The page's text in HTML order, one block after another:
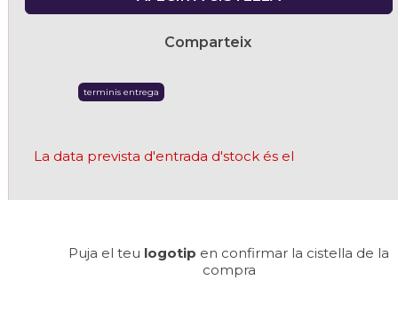
Comparteix
terminis entrega
La data prevista d'entrada d'stock és el
Puja el teu logotip en confirmar la cistella de la
compra